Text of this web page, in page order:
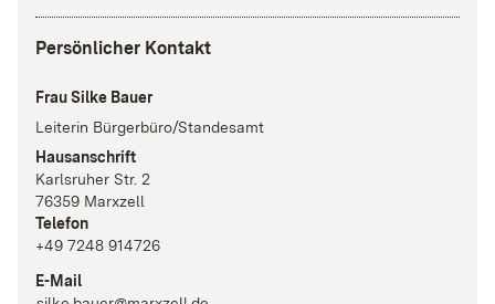
Persönlicher Kontakt
Frau Silke Bauer
Leiterin Bürgerbüro/Standesamt
Hausanschrift
Karlsruher Str. 2
76359 Marxzell
Telefon
+49 7248 914726
E-Mail